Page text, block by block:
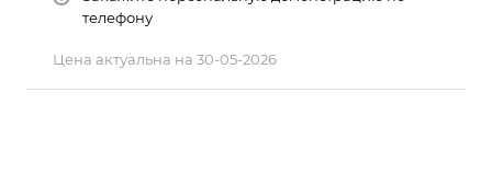
телефону
Цена актуальна на 30-05-2026